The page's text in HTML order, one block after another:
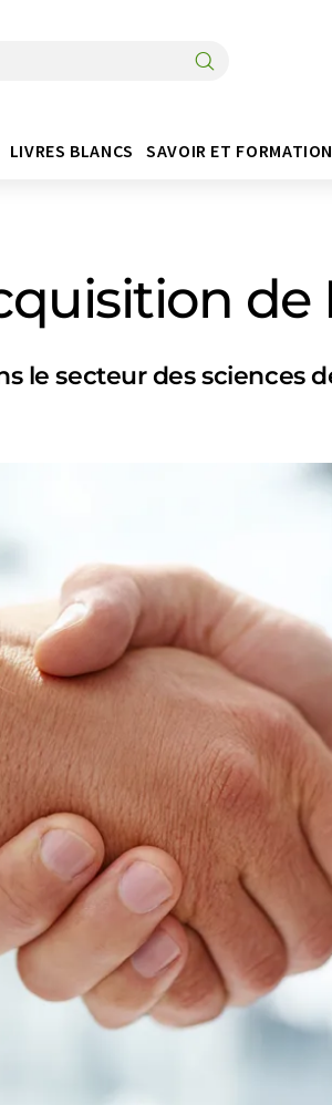
LIVRES BLANCS SAVOIR ET FORMATION
le secteur des sciences